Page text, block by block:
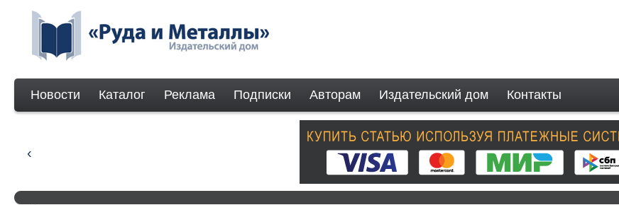
Новости Каталог Реклама Подписки Авторам Издательский дом Контакты